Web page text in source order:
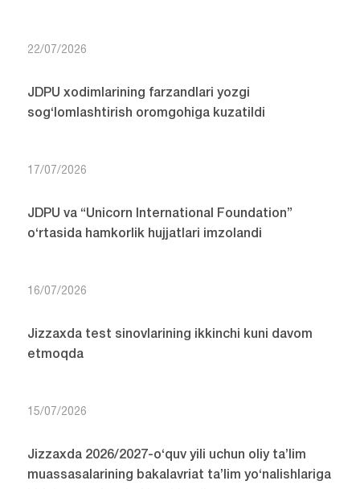
22/07/2026
JDPU xodimlarining farzandlari yozgi
sog‘lomlashtirish oromgohiga kuzatildi
17/07/2026
JDPU va “Unicorn International Foundation”
o‘rtasida hamkorlik hujjatlari imzolandi
16/07/2026
Jizzaxda test sinovlarining ikkinchi kuni davom
etmoqda
15/07/2026
Jizzaxda 2026/2027-o‘quv yili uchun oliy ta’lim
muassasalarining bakalavriat ta’lim yo‘nalishlariga